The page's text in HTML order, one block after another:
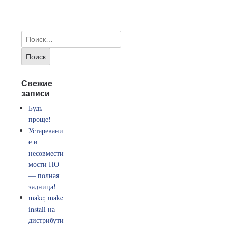
Свежие
записи
Будь
проще!
Устаревани
е и
несовмести
мости ПО
— полная
задница!
make; make
install на
дистрибути